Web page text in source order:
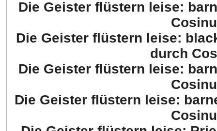
Die Geister flüstern leise:
Die Geister flüstern leise:
durch
Die Geister flüstern leise: barney (XP:
Die Geister flüstern leise: